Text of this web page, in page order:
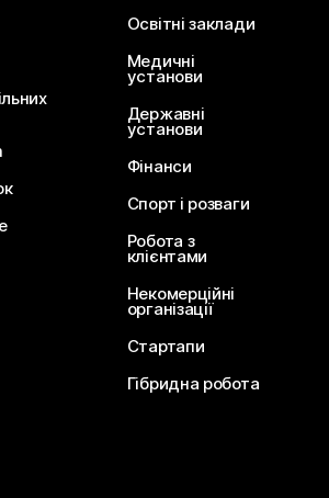
Освітні заклади
Медичні
установи
Державні
установи
Фінанси
Спорт і розваги
Робота з
клієнтами
Некомерційні
організації
Стартапи
Гібридна робота